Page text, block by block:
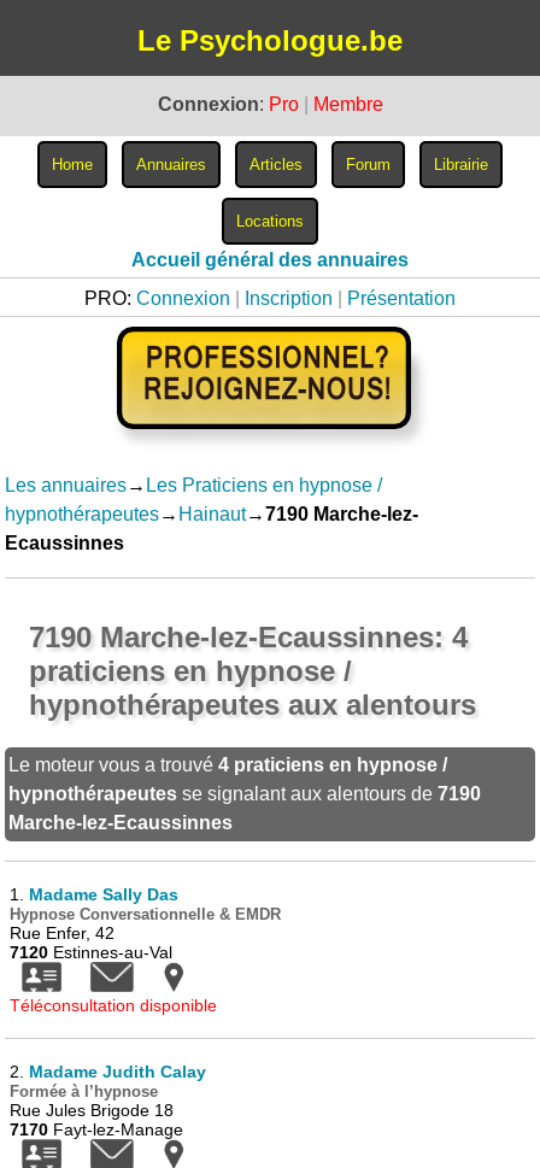
Le Psychologue.be
Connexion: Pro Membre
Accueil général des annuaires
PRO: Connexion Inscription Présentation
Les annuaires→ Les Praticiens en hypnose /
hypnothérapeutes→ Hainaut→7190 Marche-lez-
Ecaussinnes
7190 Marche-lez-Ecaussinnes: 4
praticiens en hypnose /
hypnothérapeutes aux alentours
Le moteur vous a trouvé4 praticiens en hypnose /
hypnothérapeutes se signalant aux alentours de7190
Marche-lez-Ecaussinnes
1. Madame Sally Das
Hypnose Conversationnelle & EMDR
Rue Enfer, 42
7120 Estinnes-au-Val
Téléconsultation disponible
2. Madame Judith Calay
Formée à l’hypnose
Rue Jules Brigode 18
7170 Fayt-lez-Manage